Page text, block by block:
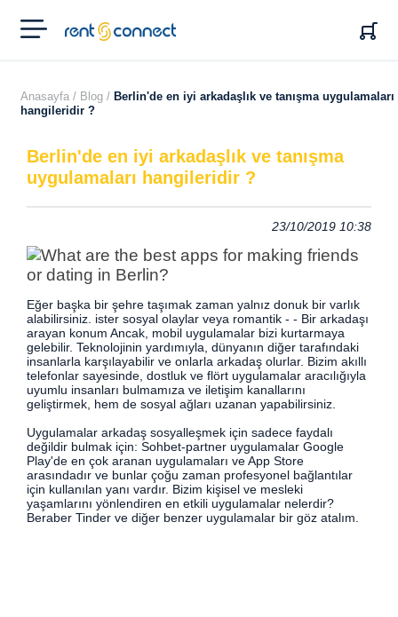
RENT'N
CONNECT
Anasayfa / Blog / Berlin'de en iyi arkadaşlık ve tanışma uygulamaları
hangileridir ?
Berlin'de en iyi arkadaşlık ve tanışma
uygulamaları hangileridir ?
23/10/2019 10:38
Eğer başka bir şehre taşımak zaman yalnız donuk bir varlık
alabilirsiniz. ister sosyal olaylar veya romantik - - Bir arkadaşı
arayan konum Ancak, mobil uygulamalar bizi kurtarmaya
gelebilir. Teknolojinin yardımıyla, dünyanın diğer tarafındaki
insanlarla karşılayabilir ve onlarla arkadaş olurlar. Bizim akıllı
telefonlar sayesinde, dostluk ve flört uygulamalar aracılığıyla
uyumlu insanları bulmamıza ve iletişim kanallarını
geliştirmek, hem de sosyal ağları uzanan yapabilirsiniz.
Uygulamalar arkadaş sosyalleşmek için sadece faydalı
değildir bulmak için: Sohbet-partner uygulamalar Google
Play'de en çok aranan uygulamaları ve App Store
arasındadır ve bunlar çoğu zaman profesyonel bağlantılar
için kullanılan yanı vardır. Bizim kişisel ve mesleki
yaşamlarını yönlendiren en etkili uygulamalar nelerdir?
Beraber Tinder ve diğer benzer uygulamalar bir göz atalım.